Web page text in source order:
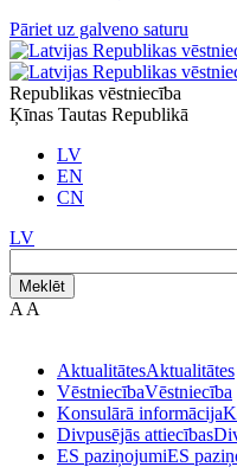
Pāriet uz galveno saturu
Republikas vēstniecība
Ķīnas Tautas Republikā
LV
EN
CN
LV
Meklēt
A A
AktualitātesAktualitātes
VēstniecībaVēstniecība
Konsulārā informācija
Divpusējās attiecības
ES paziņojumiES